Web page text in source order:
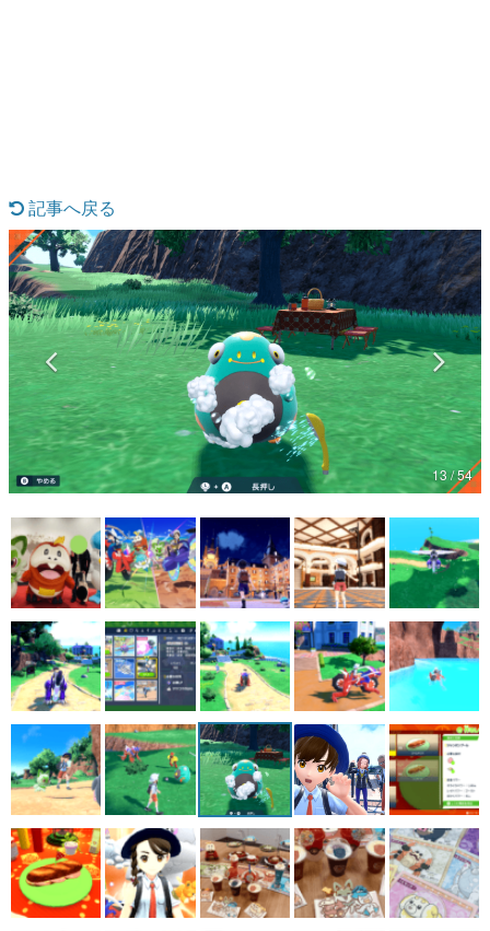
なんでゲームは面白い？
ゲーム開発者・hamatsu氏がゲームの魅力を画面や操作の
具体的な形から解き明かしていく、硬派で骨太な評論連載
です。
ゲームが変えた日本語
「経験値」「裏技」「ラスボス」… ゲームにまつわる言葉
の起源や用法の変遷を、コンピューター文化史研究家・タ
イニーP氏が徹底調査。
カテゴリ
マンガ
女性向け
アプリレビュー
その他
電ファミニコゲーマーとは？
運営：株式会社マレ
記事へ戻る
13 / 54